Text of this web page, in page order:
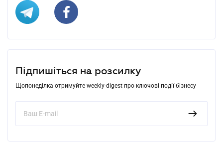
Підпишіться на розсилку
Щопонеділка отримуйте weekly-digest про ключові події бізнесу